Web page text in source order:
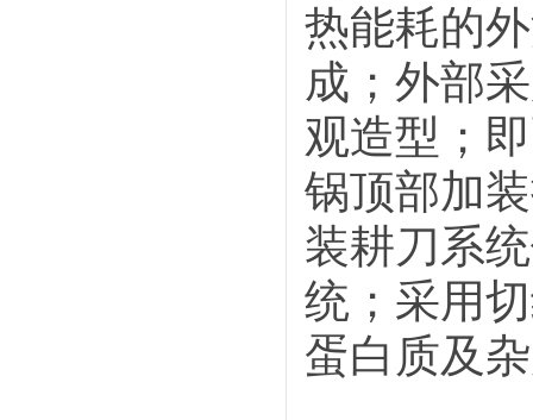
热能耗的
成；外部
观造型；
锅顶部加
装耕刀系
统；采用
蛋白质及